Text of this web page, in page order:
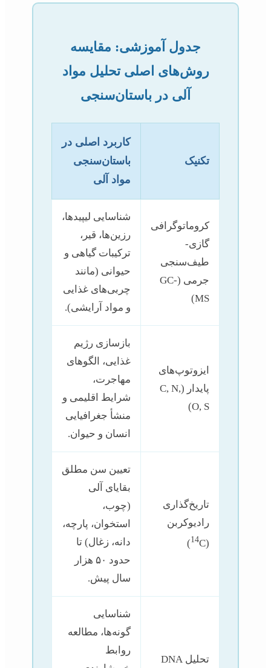
جدول آموزشی: مقایسه
روش‌های اصلی تحلیل مواد
آلی در باستان‌سنجی
تکنیک
کاربرد اصلی در
باستان‌سنجی
مواد آلی
کروماتوگرافی
گازی-
طیف‌سنجی
جرمی (GC-
MS)
شناسایی لیپیدها،
رزین‌ها، قیر،
ترکیبات گیاهی و
حیوانی (مانند
چربی‌های غذایی
و مواد آرایشی).
ایزوتوپ‌های
پایدار (C, N,
O, S)
بازسازی رژیم
غذایی، الگوهای
مهاجرت،
شرایط اقلیمی و
منشأ جغرافیایی
انسان و حیوان.
تاریخ‌گذاری
رادیوکربن
(
14C)
تعیین سن مطلق
بقایای آلی
(چوب،
استخوان، پارچه،
دانه، زغال) تا
حدود ۵۰ هزار
سال پیش.
تحلیل DNA
شناسایی
گونه‌ها، مطالعه
روابط